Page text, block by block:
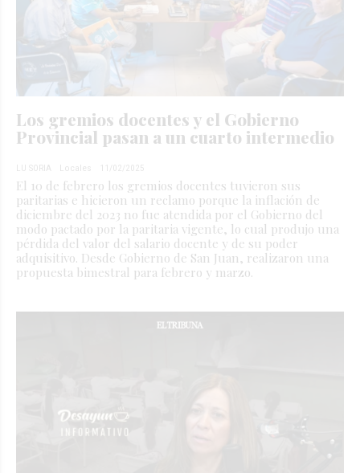
Los gremios docentes y el Gobierno
Provincial pasan a un cuarto intermedio
LU SORIA Locales 11/02/2025
El 10 de febrero los gremios docentes tuvieron sus
paritarias e hicieron un reclamo porque la inflación de
diciembre del 2023 no fue atendida por el Gobierno del
modo pactado por la paritaria vigente, lo cual produjo una
pérdida del valor del salario docente y de su poder
adquisitivo. Desde Gobierno de San Juan, realizaron una
propuesta bimestral para febrero y marzo.